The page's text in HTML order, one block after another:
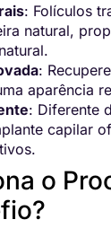
: Folículos
natural,
:
aparência
: Diferente
capilar
o